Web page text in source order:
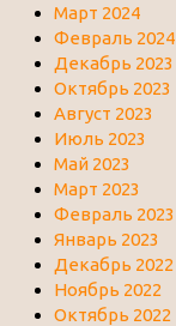
Март 2024
Февраль 2024
Декабрь 2023
Октябрь 2023
Август 2023
Июль 2023
Май 2023
Март 2023
Февраль 2023
Январь 2023
Декабрь 2022
Ноябрь 2022
Октябрь 2022